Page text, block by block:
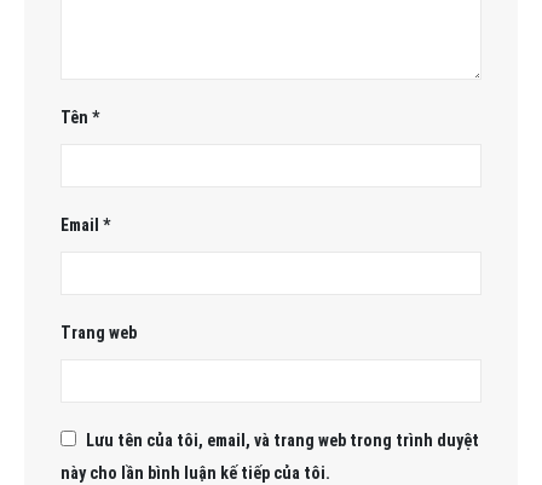
Tên *
Email *
Trang web
Lưu tên của tôi, email, và trang web trong trình duyệt
này cho lần bình luận kế tiếp của tôi.